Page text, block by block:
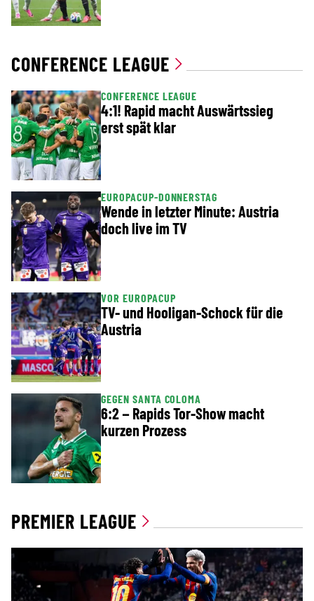
CONFERENCE LEAGUE
CONFERENCE LEAGUE
4:1! Rapid macht Auswärtssieg
erst spät klar
EUROPACUP-DONNERSTAG
Wende in letzter Minute: Austria
doch live im TV
VOR EUROPACUP
TV- und Hooligan-Schock für die
Austria
GEGEN SANTA COLOMA
6:2 – Rapids Tor-Show macht
kurzen Prozess
PREMIER LEAGUE